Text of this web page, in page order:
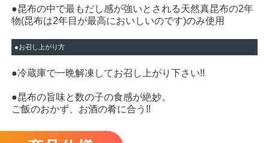
●昆布の中で最もだし感が強いとされる天然真昆布の2年
物(昆布は2年目が最高においしいのです)のみ使用
●お召し上がり方
●冷蔵庫で一晩解凍してお召し上がり下さい!!
●昆布の旨味と数の子の食感が絶妙。
ご飯のおかず、お酒の肴に合う!!